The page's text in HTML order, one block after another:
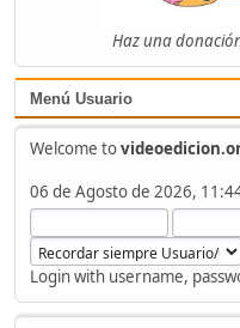
Haz una
Menú Usuario
Welcome to
06 de Agosto de 2026,
Login with username,